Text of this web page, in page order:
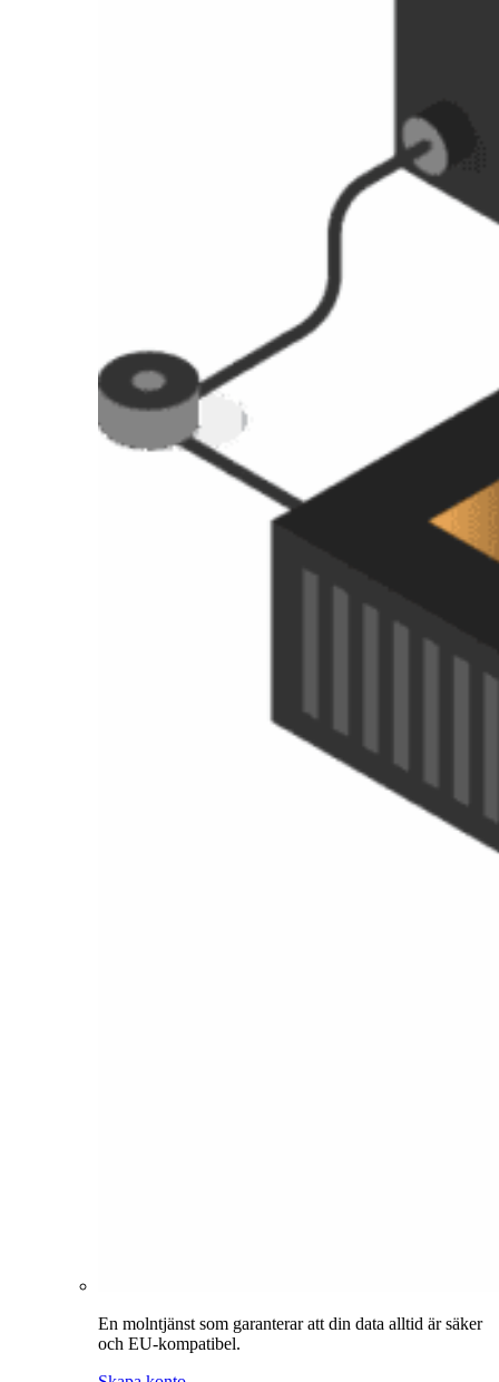
En molntjänst som garanterar att din data alltid är säker
och EU-kompatibel.